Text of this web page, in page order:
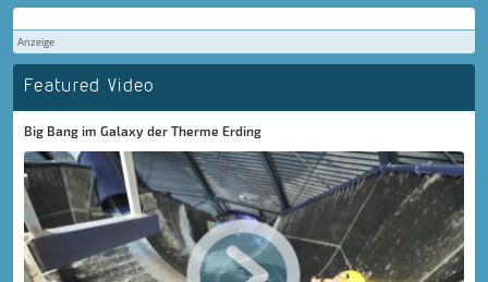
Anzeige
Featured Video
Big Bang im Galaxy der Therme Erding